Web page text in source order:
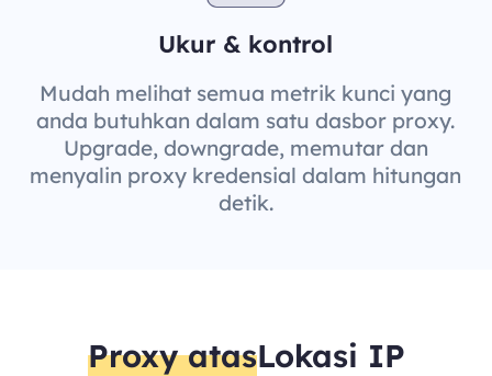
Ukur & kontrol
Mudah melihat semua metrik kunci yang
anda butuhkan dalam satu dasbor proxy.
Upgrade, downgrade, memutar dan
menyalin proxy kredensial dalam hitungan
detik.
Proxy atasLokasi IP